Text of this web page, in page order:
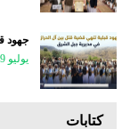
جهود
يوليو 19, 2026
كتابات